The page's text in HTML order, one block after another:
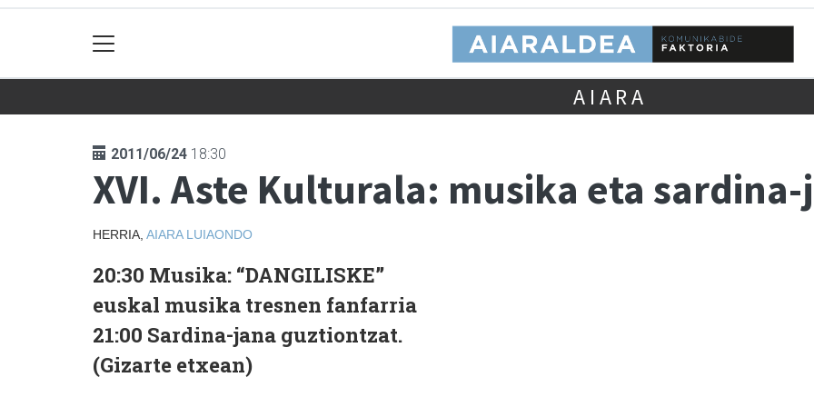
AIARA
2011/06/24 18:30
XVI. Aste Kulturala: musika eta
HERRIA, AIARA LUIAONDO
20:30 Musika: “DANGILISKE”
euskal musika tresnen fanfarria
21:00 Sardina-jana guztiontzat.
(Gizarte etxean)